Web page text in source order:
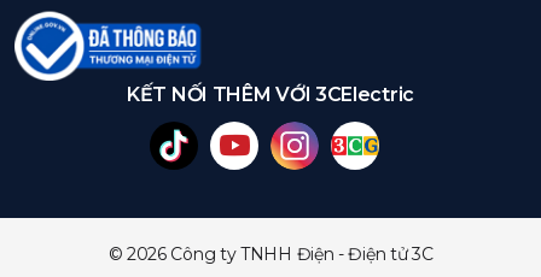
KẾT NỐI THÊM VỚI 3CElectric
© 2026 Công ty TNHH Điện - Điện tử 3C